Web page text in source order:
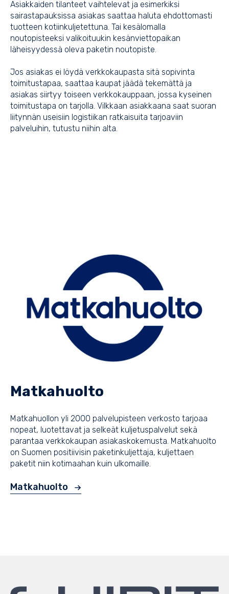
Asiakkaiden tilanteet vaihtelevat ja esimerkiksi
sairastapauksissa asiakas saattaa haluta ehdottomasti
tuotteen kotiinkuljetettuna. Tai kesälomalla
noutopisteeksi valikoituukin kesänviettopaikan
läheisyydessä oleva paketin noutopiste.
Jos asiakas ei löydä verkkokaupasta sitä sopivinta
toimitustapaa, saattaa kaupat jäädä tekemättä ja
asiakas siirtyy toiseen verkkokauppaan, jossa kyseinen
toimitustapa on tarjolla. Vilkkaan asiakkaana saat suoran
liitynnän useisiin logistiikan ratkaisuita tarjoaviin
palveluihin, tutustu niihin alta.
Matkahuolto
Matkahuollon yli 2000 palvelupisteen verkosto tarjoaa
nopeat, luotettavat ja selkeät kuljetuspalvelut sekä
parantaa verkkokaupan asiakaskokemusta. Matkahuolto
on Suomen positiivisin paketinkuljettaja, kuljettaen
paketit niin kotimaahan kuin ulkomaille.
Matkahuolto